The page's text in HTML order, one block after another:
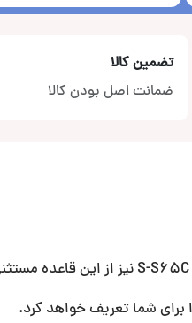
تضمین کالا
ضمانت اصل بودن کالا